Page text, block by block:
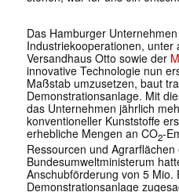
Das Hamburger
Industriekooperationen, unter
Versandhaus Otto sowie der
innovative Technologie nun
Maßstab umzusetzen, baut
Demonstrationsanlage. Mit
das Unternehmen jährlich
konventioneller Kunststoffe
erhebliche Mengen an CO2-
Ressourcen und
Bundesumweltministerum
Anschubförderung von 5 Mio.
Demonstrationsanlage